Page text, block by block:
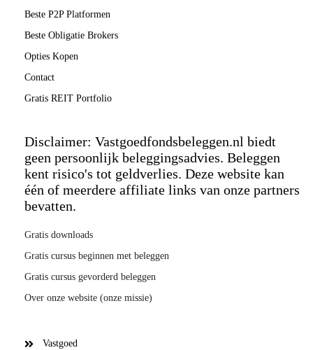
Beste P2P Platformen
Beste Obligatie Brokers
Opties Kopen
Contact
Gratis REIT Portfolio
Disclaimer: Vastgoedfondsbeleggen.nl biedt
geen persoonlijk beleggingsadvies. Beleggen
kent risico's tot geldverlies. Deze website kan
één of meerdere affiliate links van onze partners
bevatten.
Gratis downloads
Gratis cursus beginnen met beleggen
Gratis cursus gevorderd beleggen
Over onze website (onze missie)
Vastgoed